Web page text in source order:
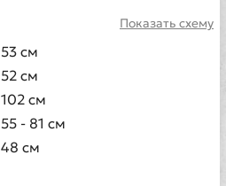
Показать схему
53 см
52 см
102 см
55 - 81 см
48 см